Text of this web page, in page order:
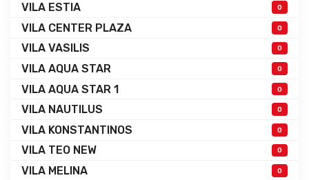
VILA ESTIA 0
VILA CENTER PLAZA 0
VILA VASILIS 0
VILA AQUA STAR 0
VILA AQUA STAR 1 0
VILA NAUTILUS 0
VILA KONSTANTINOS 0
VILA TEO NEW 0
VILA MELINA 0